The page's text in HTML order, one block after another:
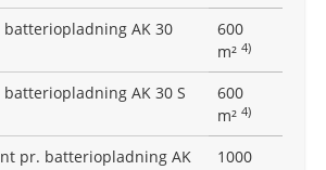
batteriopladning AK 30
600
m² 4)
AK 30 S
600
m² 4)
pr. batteriopladning AK
1000